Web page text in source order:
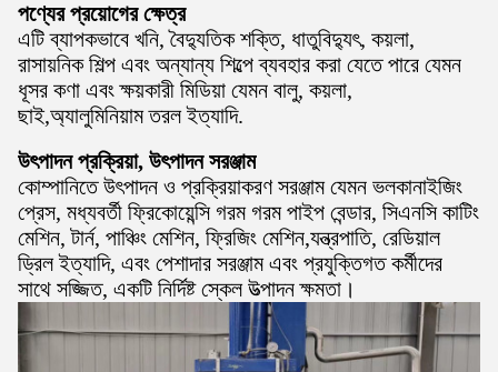
পণ্যের প্রয়োগের ক্ষেত্র
এটি ব্যাপকভাবে খনি, বৈদ্যুতিক শক্তি, ধাতুবিদ্যুৎ, কয়লা,
রাসায়নিক শিল্প এবং অন্যান্য শিল্পে ব্যবহার করা যেতে পারে যেমন
ধূসর কণা এবং ক্ষয়কারী মিডিয়া যেমন বালু, কয়লা,
ছাই,অ্যালুমিনিয়াম তরল ইত্যাদি.
উৎপাদন প্রক্রিয়া, উৎপাদন সরঞ্জাম
কোম্পানিতে উৎপাদন ও প্রক্রিয়াকরণ সরঞ্জাম যেমন ভলকানাইজিং
প্রেস, মধ্যবর্তী ফ্রিকোয়েন্সি গরম গরম পাইপ বেন্ডার, সিএনসি কাটিং
মেশিন, টার্ন, পাঞ্চিং মেশিন, ফ্রিজিং মেশিন,যন্ত্রপাতি, রেডিয়াল
ড্রিল ইত্যাদি, এবং পেশাদার সরঞ্জাম এবং প্রযুক্তিগত কর্মীদের
সাথে সজ্জিত, একটি নির্দিষ্ট স্কেল উত্পাদন ক্ষমতা।